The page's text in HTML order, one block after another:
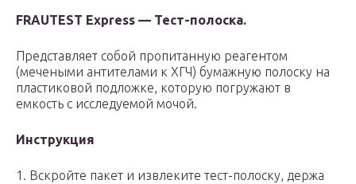
FRAUTEST Express — Тест-полоска.
Представляет собой пропитанную реагентом
(мечеными антителами к ХГЧ) бумажную полоску на
пластиковой подложке, которую погружают в
емкость с исследуемой мочой.
Инструкция
1. Вскройте пакет и извлеките тест-полоску, держа